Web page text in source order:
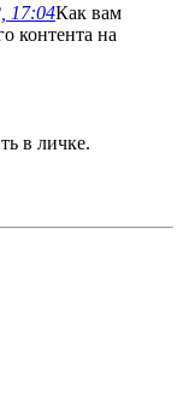
17:04Как вам
контента на
в личке.